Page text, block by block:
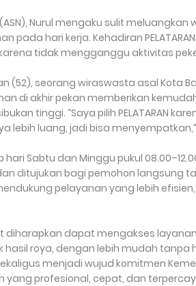
Nurul mengaku sulit meluangkan
pada hari kerja. Kehadiran
tidak mengganggu aktivitas
(52), seorang wiraswasta asal Kota
di akhir pekan memberikan
tinggi. “Saya pilih PELATARAN
lebih luang, jadi bisa
hari Sabtu dan Minggu pukul
ditujukan bagi pemohon langsung
pelayanan yang lebih
diharapkan dapat mengakses
roya, dengan lebih mudah tanpa
menjadi wujud komitmen
profesional, cepat, dan